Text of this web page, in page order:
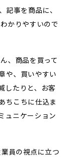
記事を商品に、
かりやすいので
、商品を買って
や、買いやすい
したりと、お客
ちこちに仕込ま
ュニケーション
員の視点に立つ